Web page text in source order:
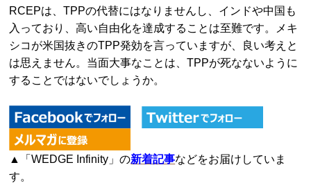
RCEPは、TPPの代替にはなりませんし、インドや中国も
入っており、高い自由化を達成することは至難です。メキ
シコが米国抜きのTPP発効を言っていますが、良い考えと
は思えません。当面大事なことは、TPPが死なないように
することではないでしょうか。
▲「WEDGE Infinity」の新着記事などをお届けしていま
す。